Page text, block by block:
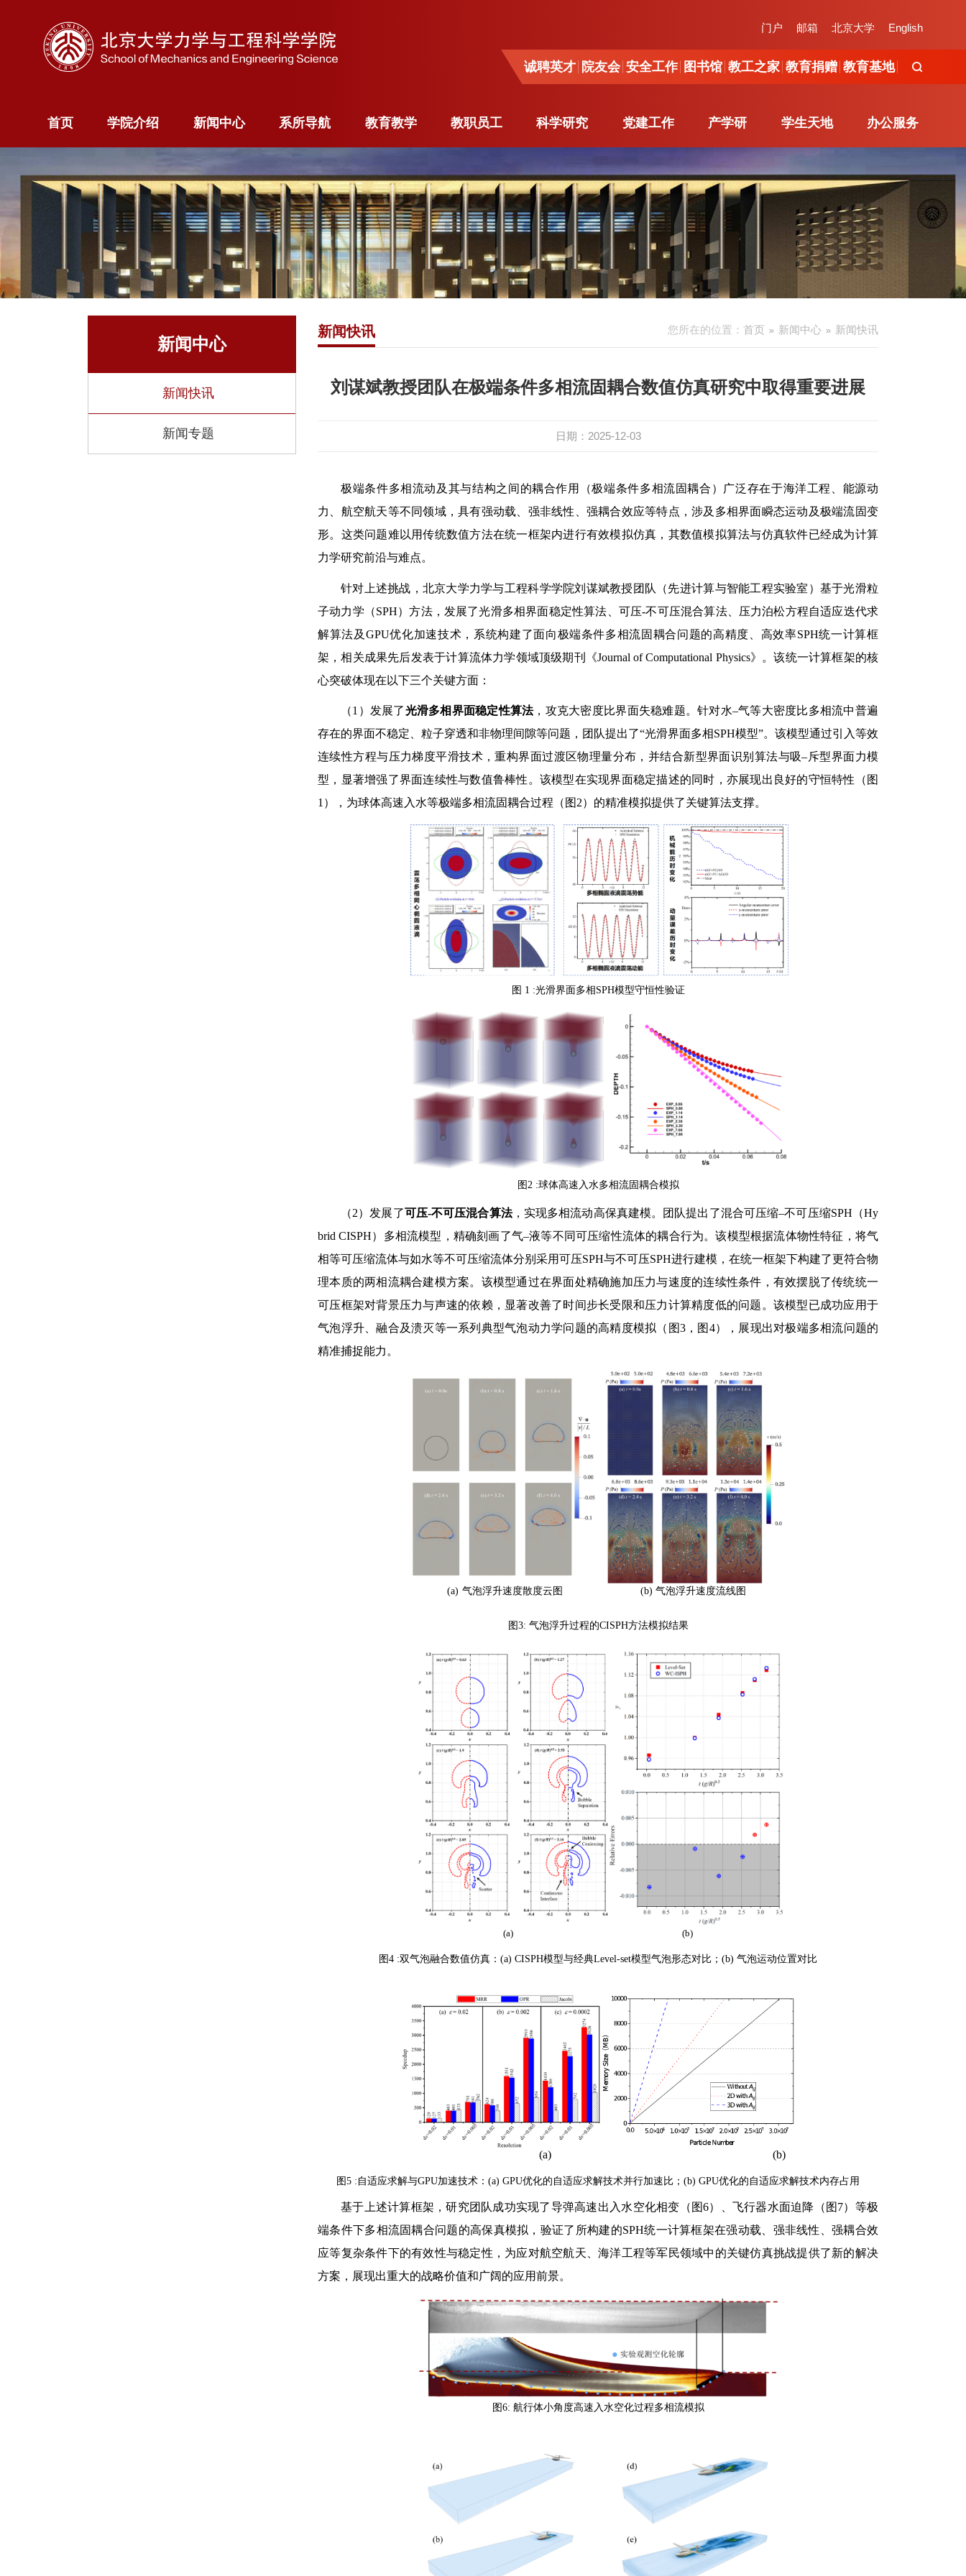
首页 学院介绍
学院概况
院长寄语
院委员会
现任领导
历史沿革
新闻中心
新闻快讯
新闻专题
系所导航
力学系
科学计算与工程
智能系
航空航天工程系
能源与资源工程
系
研究所
全国重点实验室
教育教学
本科生教育
研究生教育
专业学位研究生
教育
境外学习
留学生
教职员工
杰出人才
师资队伍
各系教员
客座教授
行政人员
博士后
科学研究
科研动态
学术活动
重要项目
奖励荣誉
党建工作
组织概况
党建活动
服务指南
产学研
产学研简介
校企合作
地方研究院
职能办公室
学生天地
新闻动态
通知发布
公示信息
学工队伍
办事指南
办公服务
学院办公室
办事流程
在线办公
制度规范
门户 邮箱 北京大学 English
诚聘英才 院友会 安全工作 图书馆 教工之家 教育捐赠 教育基地
首页 学院介绍 新闻中心 系所导航 教育教学 教职员工 科学研究 党建工作 产学研 学生天地 办公服务
新闻中心
新闻快讯
新闻专题
您所在的位置： 首页 新闻中心 新闻快讯
新闻快讯
刘谋斌教授团队在极端条件多相流固耦合数值仿真研究中取得重要进展
日期：2025-12-03
极端条件多相流动及其与结构之间的耦合作用（极端条件多相流固耦合）广泛存在于海洋工程、能源动
力、航空航天等不同领域，具有强动载、强非线性、强耦合效应等特点，涉及多相界面瞬态运动及极端流固变
形。这类问题难以用传统数值方法在统一框架内进行有效模拟仿真，其数值模拟算法与仿真软件已经成为计算
力学研究前沿与难点。
针对上述挑战，北京大学力学与工程科学学院刘谋斌教授团队（先进计算与智能工程实验室）基于光滑粒
子动力学（SPH）方法，发展了光滑多相界面稳定性算法、可压-不可压混合算法、压力泊松方程自适应迭代求
解算法及GPU优化加速技术，系统构建了面向极端条件多相流固耦合问题的高精度、高效率SPH统一计算框
架，相关成果先后发表于计算流体力学领域顶级期刊《Journal of Computational Physics》。该统一计算框架的核
心突破体现在以下三个关键方面：
（1）发展了光滑多相界面稳定性算法，攻克大密度比界面失稳难题。针对水–气等大密度比多相流中普遍
存在的界面不稳定、粒子穿透和非物理间隙等问题，团队提出了“光滑界面多相SPH模型”。该模型通过引入等效
连续性方程与压力梯度平滑技术，重构界面过渡区物理量分布，并结合新型界面识别算法与吸–斥型界面力模
型，显著增强了界面连续性与数值鲁棒性。该模型在实现界面稳定描述的同时，亦展现出良好的守恒特性（图
1），为球体高速入水等极端多相流固耦合过程（图2）的精准模拟提供了关键算法支撑。
图 1 :光滑界面多相SPH模型守恒性验证
图2 :球体高速入水多相流固耦合模拟
（2）发展了可压-不可压混合算法，实现多相流动高保真建模。团队提出了混合可压缩–不可压缩SPH（Hy
brid CISPH）多相流模型，精确刻画了气–液等不同可压缩性流体的耦合行为。该模型根据流体物性特征，将气
相等可压缩流体与如水等不可压缩流体分别采用可压SPH与不可压SPH进行建模，在统一框架下构建了更符合物
理本质的两相流耦合建模方案。该模型通过在界面处精确施加压力与速度的连续性条件，有效摆脱了传统统一
可压框架对背景压力与声速的依赖，显著改善了时间步长受限和压力计算精度低的问题。该模型已成功应用于
气泡浮升、融合及溃灭等一系列典型气泡动力学问题的高精度模拟（图3，图4），展现出对极端多相流问题的
精准捕捉能力。
(a) 气泡浮升速度散度云图 (b) 气泡浮升速度流线图
图3: 气泡浮升过程的CISPH方法模拟结果
(a) (b)
图4 :双气泡融合数值仿真：(a) CISPH模型与经典Level-set模型气泡形态对比；(b) 气泡运动位置对比
(a) (b)
图5 :自适应求解与GPU加速技术：(a) GPU优化的自适应求解技术并行加速比；(b) GPU优化的自适应求解技术内存占用
基于上述计算框架，研究团队成功实现了导弹高速出入水空化相变（图6）、飞行器水面迫降（图7）等极
端条件下多相流固耦合问题的高保真模拟，验证了所构建的SPH统一计算框架在强动载、强非线性、强耦合效
应等复杂条件下的有效性与稳定性，为应对航空航天、海洋工程等军民领域中的关键仿真挑战提供了新的解决
方案，展现出重大的战略价值和广阔的应用前景。
图6: 航行体小角度高速入水空化过程多相流模拟